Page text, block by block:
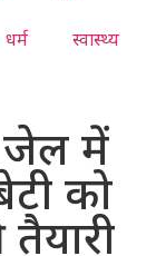
धर्म स्वास्थ्य
जेल में
को